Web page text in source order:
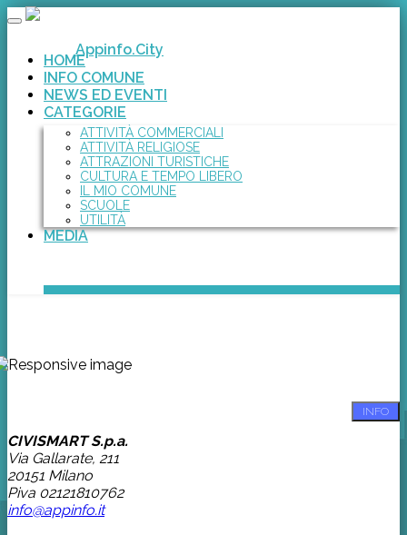
Toggle
Appinfo.City
HOME
INFO COMUNE
NEWS ED EVENTI
CATEGORIE
ATTIVITÀ COMMERCIALI
ATTIVITÀ RELIGIOSE
ATTRAZIONI TURISTICHE
CULTURA E TEMPO LIBERO
IL MIO COMUNE
SCUOLE
UTILITÀ
MEDIA
INFO
CIVISMART S.p.a.
Via Gallarate, 211
20151 Milano
Piva 02121810762
info@appinfo.it